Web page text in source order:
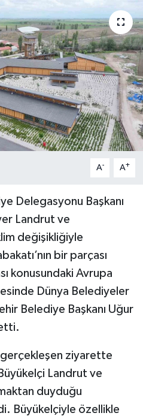
A- A+
Delegasyonu Başkanı
Landrut ve
değişikliğiyle
bir parçası
konusundaki Avrupa
Dünya Belediyeler
Belediye Başkanı Uğur
gerçekleşen ziyarette
Landrut ve
duyduğu
Büyükelçiyle özellikle